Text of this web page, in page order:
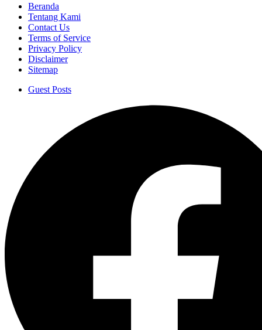
Beranda
Tentang Kami
Contact Us
Terms of Service
Privacy Policy
Disclaimer
Sitemap
Guest Posts